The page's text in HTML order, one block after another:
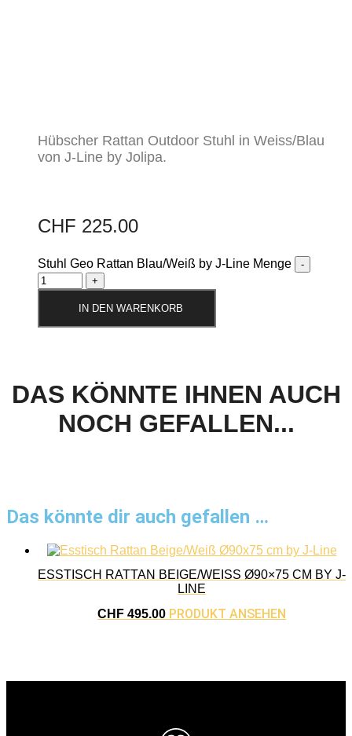
Hübscher Rattan Outdoor Stuhl in Weiss/Blau
von J-Line by Jolipa.
CHF 225.00
Stuhl Geo Rattan Blau/Weiß by J-Line Menge
IN DEN WARENKORB
DAS KÖNNTE IHNEN AUCH
NOCH GEFALLEN...
Das könnte dir auch gefallen …
ESSTISCH RATTAN BEIGE/WEISS Ø90×75 CM BY J-L
INE
CHF 495.00 PRODUKT ANSEHEN